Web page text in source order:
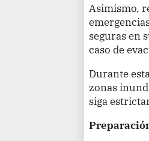
Asimismo,
seguras en
caso de
Durante
zonas
siga